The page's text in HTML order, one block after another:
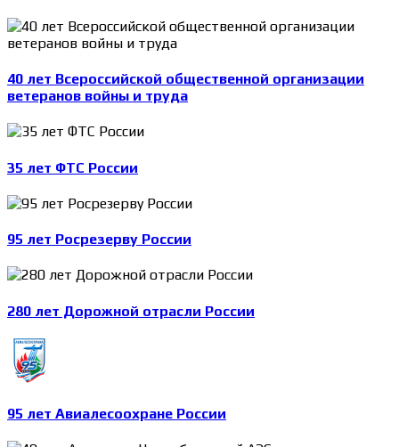
40 лет Всероссийской общественной организации
ветеранов войны и труда
35 лет ФТС России
95 лет Росрезерву России
280 лет Дорожной отрасли России
95 лет Авиалесоохране России